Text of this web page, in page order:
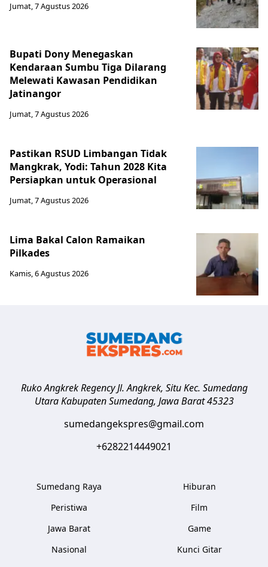
Jumat, 7 Agustus 2026
Bupati Dony Menegaskan
Kendaraan Sumbu Tiga Dilarang
Melewati Kawasan Pendidikan
Jatinangor
Jumat, 7 Agustus 2026
Pastikan RSUD Limbangan Tidak
Mangkrak, Yodi: Tahun 2028 Kita
Persiapkan untuk Operasional
Jumat, 7 Agustus 2026
Lima Bakal Calon Ramaikan
Pilkades
Kamis, 6 Agustus 2026
Ruko Angkrek Regency Jl. Angkrek, Situ Kec. Sumedang
Utara Kabupaten Sumedang, Jawa Barat 45323
sumedangekspres@gmail.com
+6282214449021
Sumedang Raya
Peristiwa
Jawa Barat
Nasional
Hiburan
Film
Game
Kunci Gitar